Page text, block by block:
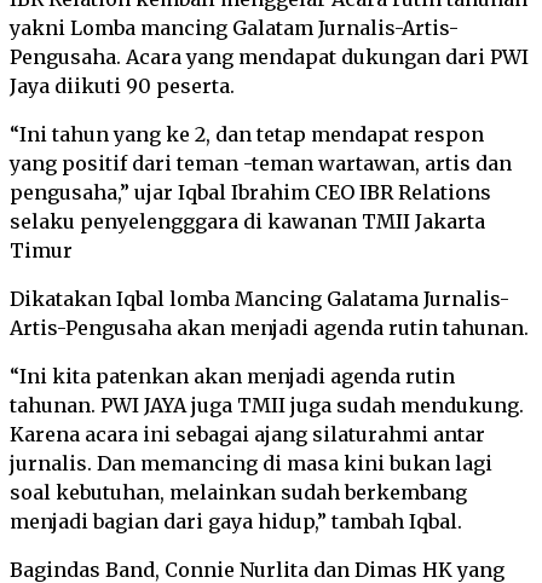
yakni Lomba mancing Galatam Jurnalis-Artis-
Pengusaha. Acara yang mendapat dukungan dari PWI
Jaya diikuti 90 peserta.
“Ini tahun yang ke 2, dan tetap mendapat respon
yang positif dari teman -teman wartawan, artis dan
pengusaha,” ujar Iqbal Ibrahim CEO IBR Relations
selaku penyelengggara di kawanan TMII Jakarta
Timur
Dikatakan Iqbal lomba Mancing Galatama Jurnalis-
Artis-Pengusaha akan menjadi agenda rutin tahunan.
“Ini kita patenkan akan menjadi agenda rutin
tahunan. PWI JAYA juga TMII juga sudah mendukung.
Karena acara ini sebagai ajang silaturahmi antar
jurnalis. Dan memancing di masa kini bukan lagi
soal kebutuhan, melainkan sudah berkembang
menjadi bagian dari gaya hidup,” tambah Iqbal.
Bagindas Band, Connie Nurlita dan Dimas HK yang